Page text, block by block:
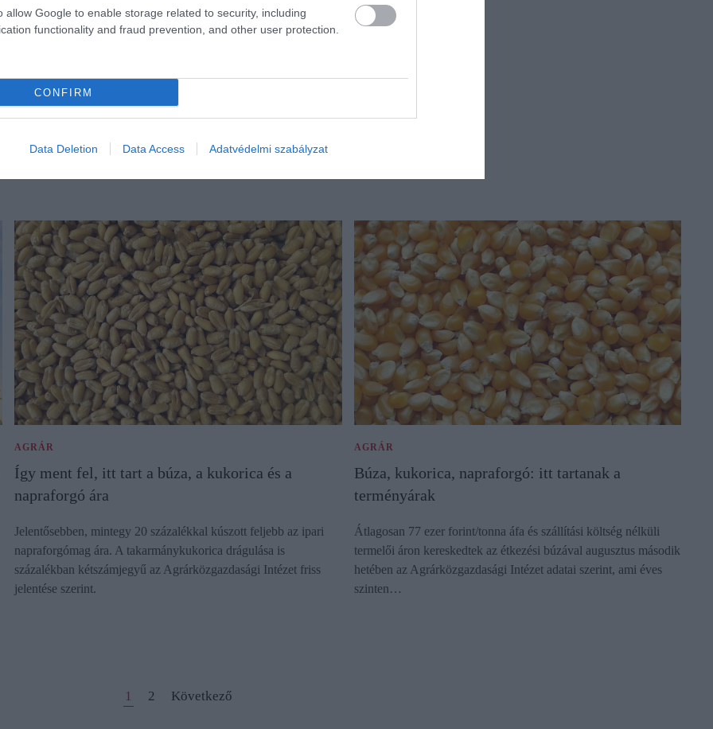
allow Google to enable storage related to security, including
functionality and fraud prevention, and other user protection.
CONFIRM
Data Deletion Data Access Adatvédelmi szabályzat
AGRÁR
Így ment fel, itt tart a búza, a kukorica és a
napraforgó ára
Jelentősebben, mintegy 20 százalékkal kúszott feljebb az ipari
napraforgómag ára. A takarmánykukorica drágulása is
százalékban kétszámjegyű az Agrárközgazdasági Intézet friss
jelentése szerint.
AGRÁR
Búza, kukorica, napraforgó: itt tartanak a
terményárak
Átlagosan 77 ezer forint/tonna áfa és szállítási költség nélküli
termelői áron kereskedtek az étkezési búzával augusztus második
hetében az Agrárközgazdasági Intézet adatai szerint, ami éves
szinten…
1 2 Következő